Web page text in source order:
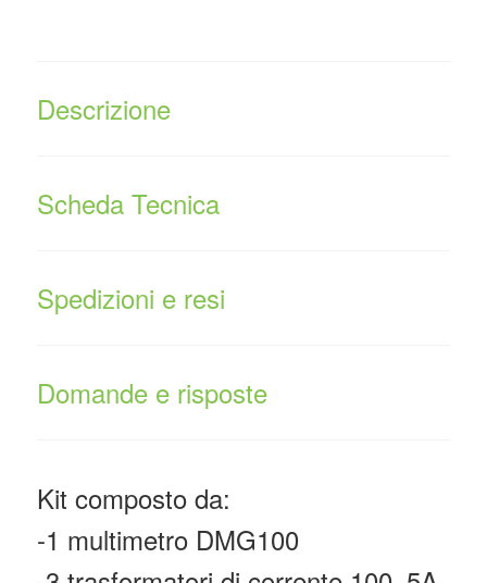
Descrizione
Scheda Tecnica
Spedizioni e resi
Domande e risposte
Kit composto da:
-1 multimetro DMG100